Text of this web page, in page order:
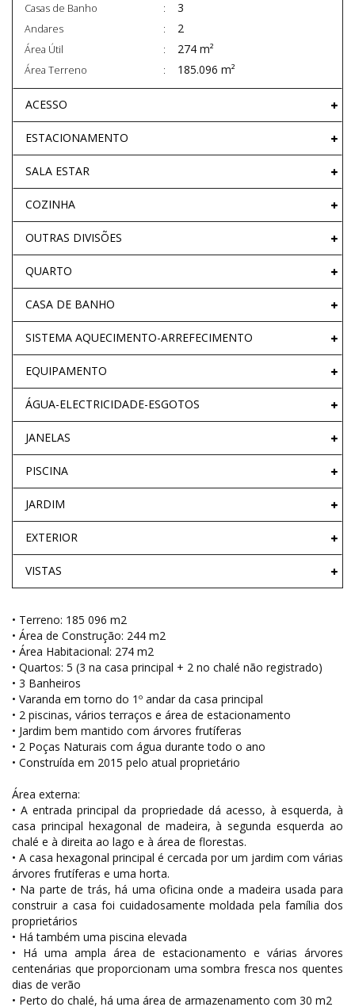
Casas de Banho 3
Andares 2
Área Útil 274 m²
Área Terreno 185.096 m²
ACESSO
ESTACIONAMENTO
SALA ESTAR
COZINHA
OUTRAS DIVISÕES
QUARTO
CASA DE BANHO
SISTEMA AQUECIMENTO-ARREFECIMENTO
EQUIPAMENTO
ÁGUA-ELECTRICIDADE-ESGOTOS
JANELAS
PISCINA
JARDIM
EXTERIOR
VISTAS
• Terreno: 185 096 m2
• Área de Construção: 244 m2
• Área Habitacional: 274 m2
• Quartos: 5 (3 na casa principal + 2 no chalé não registrado)
• 3 Banheiros
• Varanda em torno do 1º andar da casa principal
• 2 piscinas, vários terraços e área de estacionamento
• Jardim bem mantido com árvores frutíferas
• 2 Poças Naturais com água durante todo o ano
• Construída em 2015 pelo atual proprietário
Área externa:
• A entrada principal da propriedade dá acesso, à esquerda, à
casa principal hexagonal de madeira, à segunda esquerda ao
chalé e à direita ao lago e à área de florestas.
• A casa hexagonal principal é cercada por um jardim com várias
árvores frutíferas e uma horta.
• Na parte de trás, há uma oficina onde a madeira usada para
construir a casa foi cuidadosamente moldada pela família dos
proprietários
• Há também uma piscina elevada
• Há uma ampla área de estacionamento e várias árvores
centenárias que proporcionam uma sombra fresca nos quentes
dias de verão
• Perto do chalé, há uma área de armazenamento com 30 m2